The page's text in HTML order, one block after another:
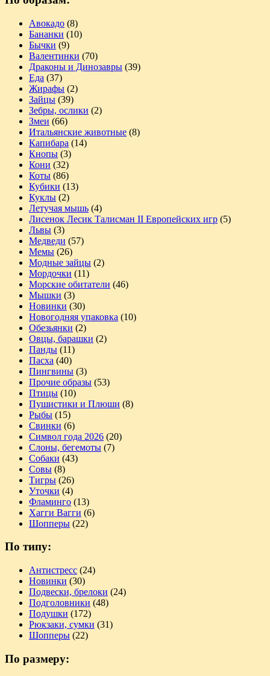
Авокадо (8)
Бананки (10)
Бычки (9)
Валентинки (70)
Драконы и Динозавры (39)
Еда (37)
Жирафы (2)
Зайцы (39)
Зебры, ослики (2)
Змеи (66)
Итальянские животные (8)
Капибара (14)
Кнопы (3)
Кони (32)
Коты (86)
Кубики (13)
Куклы (2)
Летучая мышь (4)
Лисенок Лесик Талисман II Европейских игр (5)
Львы (3)
Медведи (57)
Мемы (26)
Модные зайцы (2)
Мордочки (11)
Морские обитатели (46)
Мышки (3)
Новинки (30)
Новогодняя упаковка (10)
Обезьянки (2)
Овцы, барашки (2)
Панды (11)
Пасха (40)
Пингвины (3)
Прочие образы (53)
Птицы (10)
Пушистики и Плюши (8)
Рыбы (15)
Свинки (6)
Символ года 2026 (20)
Слоны, бегемоты (7)
Собаки (43)
Совы (8)
Тигры (26)
Уточки (4)
Фламинго (13)
Хагги Вагги (6)
Шопперы (22)
По типу:
Антистресс (24)
Новинки (30)
Подвески, брелоки (24)
Подголовники (48)
Подушки (172)
Рюкзаки, сумки (31)
Шопперы (22)
По размеру: